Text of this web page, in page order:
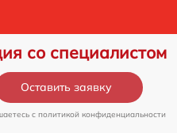
со специалистом
Оставить заявку
c политикой конфиденциальности